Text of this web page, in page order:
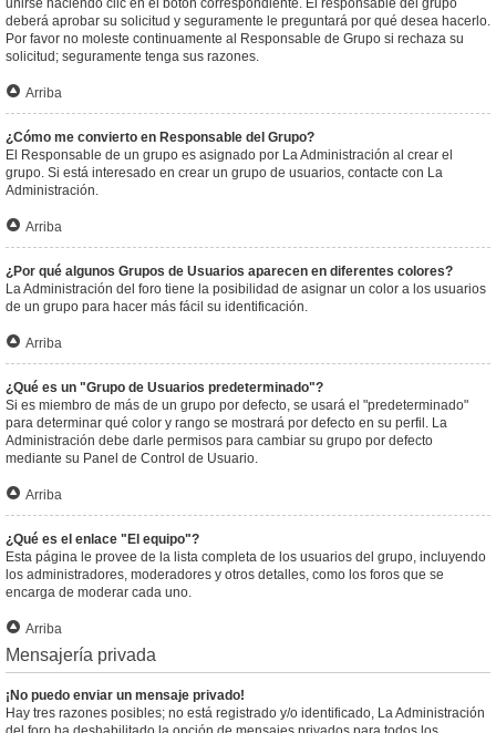
unirse haciendo clic en el botón correspondiente. El responsable del grupo
deberá aprobar su solicitud y seguramente le preguntará por qué desea hacerlo.
Por favor no moleste continuamente al Responsable de Grupo si rechaza su
solicitud; seguramente tenga sus razones.
Arriba
¿Cómo me convierto en Responsable del Grupo?
El Responsable de un grupo es asignado por La Administración al crear el
grupo. Si está interesado en crear un grupo de usuarios, contacte con La
Administración.
Arriba
¿Por qué algunos Grupos de Usuarios aparecen en diferentes colores?
La Administración del foro tiene la posibilidad de asignar un color a los usuarios
de un grupo para hacer más fácil su identificación.
Arriba
¿Qué es un "Grupo de Usuarios predeterminado"?
Si es miembro de más de un grupo por defecto, se usará el "predeterminado"
para determinar qué color y rango se mostrará por defecto en su perfil. La
Administración debe darle permisos para cambiar su grupo por defecto
mediante su Panel de Control de Usuario.
Arriba
¿Qué es el enlace "El equipo"?
Esta página le provee de la lista completa de los usuarios del grupo, incluyendo
los administradores, moderadores y otros detalles, como los foros que se
encarga de moderar cada uno.
Arriba
Mensajería privada
¡No puedo enviar un mensaje privado!
Hay tres razones posibles; no está registrado y/o identificado, La Administración